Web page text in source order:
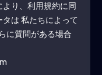
り、利用規約に同
は 私たちによって
に質問がある場合